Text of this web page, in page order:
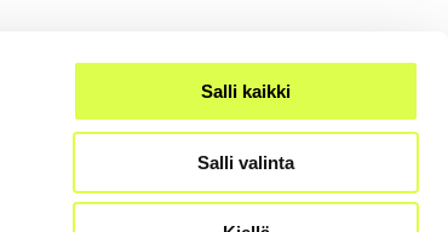
Salli kaikki
Salli valinta